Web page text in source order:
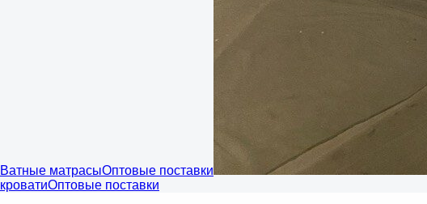
Ватные матрасыОптовые поставки
кроватиОптовые поставки